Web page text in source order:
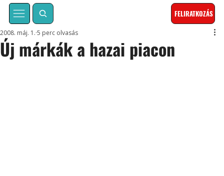
FELIRATKOZÁS
Új márkák a hazai piacon
2008. máj. 1. 5 perc olvasás